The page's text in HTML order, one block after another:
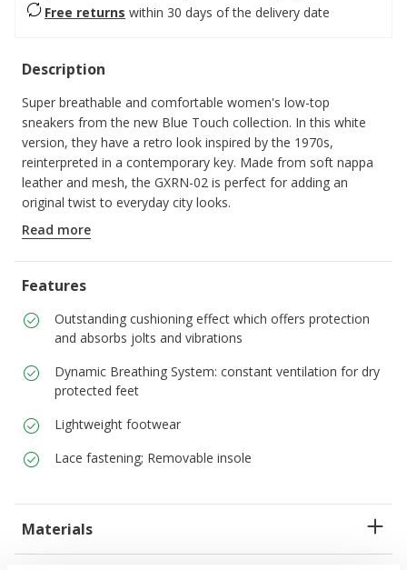
Free returns within 30 days of the delivery date
Description
Super breathable and comfortable women's low-top
sneakers from the new Blue Touch collection. In this white
version, they have a retro look inspired by the 1970s,
reinterpreted in a contemporary key. Made from soft nappa
leather and mesh, the GXRN-02 is perfect for adding an
original twist to everyday city looks.
ITEM CODE:
Read more
Features
Outstanding cushioning effect which offers protection
and absorbs jolts and vibrations
Dynamic Breathing System: constant ventilation for dry
protected feet
Lightweight footwear
Lace fastening; Removable insole
Materials